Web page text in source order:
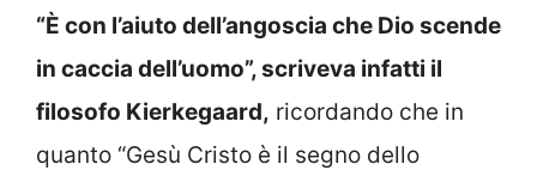
“È con l’aiuto dell’angoscia che Dio scende
in caccia dell’uomo”, scriveva infatti il
filosofo Kierkegaard, ricordando che in
quanto “Gesù Cristo è il segno dello